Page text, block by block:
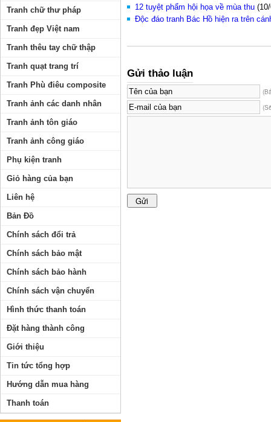
12 tuyệt phẩm hội họa về mùa thu
Độc đáo tranh Bác Hồ hiện ra trên
Gửi thảo luận
Tranh chữ thư pháp
Tranh đẹp Việt nam
Tranh thêu tay chữ thập
Tranh quạt trang trí
Tranh Phù điêu composite
Tranh ảnh các danh nhân
Tranh ảnh tôn giáo
Tranh ảnh công giáo
Phụ kiện tranh
Giỏ hàng của bạn
Liên hệ
Bản Đồ
Chính sách đổi trả
Chính sách bảo mật
Chính sách bảo hành
Chính sách vận chuyển
Hình thức thanh toán
Đặt hàng thành công
Giới thiệu
Tin tức tổng hợp
Hướng dẫn mua hàng
Thanh toán